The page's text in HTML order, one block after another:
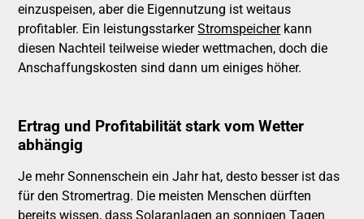
einzuspeisen, aber die Eigennutzung ist weitaus
profitabler. Ein leistungsstarkerStromspeicherkann
diesen Nachteil teilweise wieder wettmachen, doch die
Anschaffungskosten sind dann um einiges höher.
Ertrag und Profitabilität stark vom Wetter
abhängig
Je mehr Sonnenschein ein Jahr hat, desto besser ist das
für den Stromertrag. Die meisten Menschen dürften
bereits wissen, dass Solaranlagen an sonnigen Tagen